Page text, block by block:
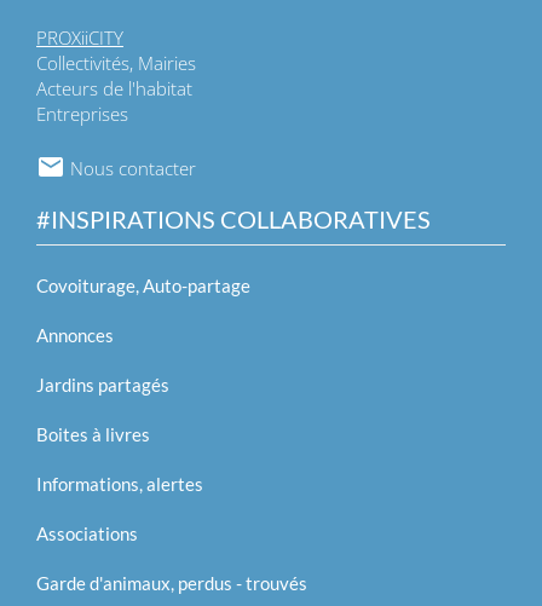
PROXiiCITY
Collectivités, Mairies
Acteurs de l'habitat
Entreprises
Nous contacter
#INSPIRATIONS COLLABORATIVES
Covoiturage, Auto-partage
Annonces
Jardins partagés
Boites à livres
Informations, alertes
Associations
Garde d'animaux, perdus - trouvés